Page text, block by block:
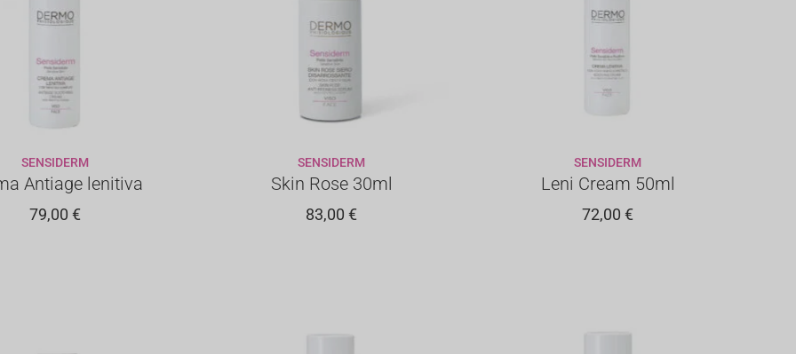
AL CARRELLO
SENSIDERM
Antiage lenitiva
79,00€
AGGIUNGI AL CARRELLO
SENSIDERM
Skin Rose 30ml
83,00€
AGGIUNGI AL CARRELLO
SENSIDERM
Leni Cream 50ml
72,00€